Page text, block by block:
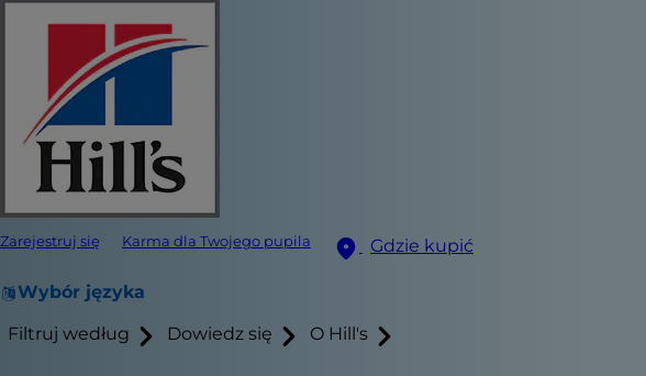
Zarejestruj się Karma dla Twojego pupila Gdzie kupić
Wybór języka
Filtruj według Dowiedz się O Hill's